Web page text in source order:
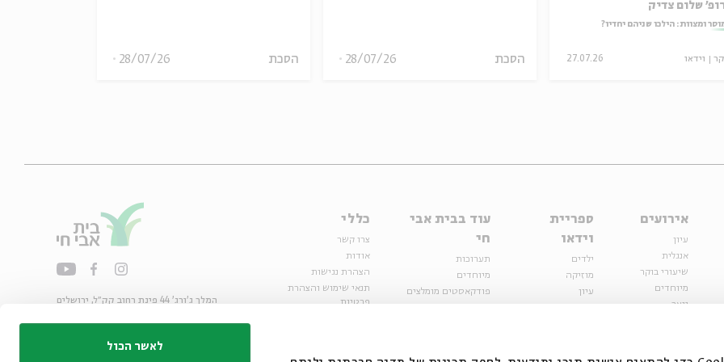
לאשר הכול
הסכת 28/07/26 הסכת 28/07/26
שלום צדיק
ומצוות: הילכו שניהם יחדיו?
וידאו 27.07.26
אירועים
עיון
אנגלית
שיעורי בוקר
מיוחדים
נוער
ספריית
וידאו
ילדים
מוזיקה
עיון
עוד בבית אבי
חי
תערוכות
מיוחדים
פודקאסטים מומלצים
כללי
צרו קשר
אודות
הצהרת נגישות
תנאי שימוש והצהרת
פרטיות
המלך ג'ורג' 44 פינת רחוב קק״ל, ירושלים